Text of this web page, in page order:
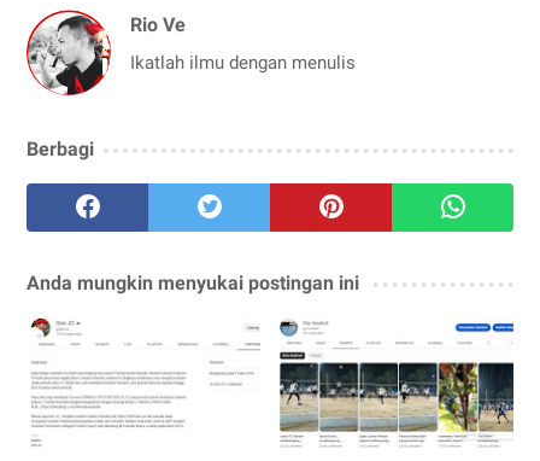
Rio Ve
Ikatlah ilmu dengan menulis
Berbagi
Anda mungkin menyukai postingan ini